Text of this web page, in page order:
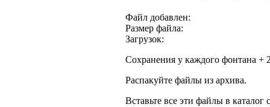
Файл добавлен:
Размер файла:
Загрузок:
Сохранения у каждого фонтана +
Распакуйте файлы из архива.
Вставьте все эти файлы в каталог